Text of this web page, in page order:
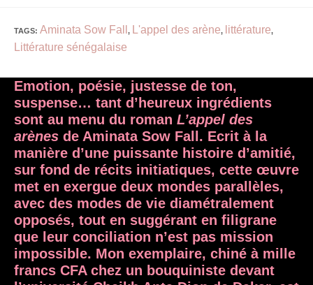
TAGS: Aminata Sow Fall , L'appel des arène, littérature,
Littérature sénégalaise
Emotion, poésie, justesse de ton,
suspense… tant d’heureux ingrédients
sont au menu du roman L’appel des
arènes de Aminata Sow Fall. Ecrit à la
manière d’une puissante histoire d’amitié,
sur fond de récits initiatiques, cette œuvre
met en exergue deux mondes parallèles,
avec des modes de vie diamétralement
opposés, tout en suggérant en filigrane
que leur conciliation n’est pas mission
impossible. Mon exemplaire, chiné à mille
francs CFA chez un bouquiniste devant